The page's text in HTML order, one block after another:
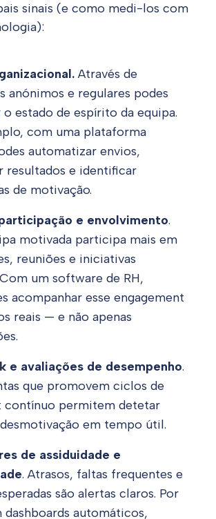
sinais (e como medi-los com
Através de
anónimos e regulares podes
estado de espírito da equipa.
com uma plataforma
automatizar envios,
resultados e identificar
de motivação.
e envolvimento.
motivada participa mais em
reuniões e iniciativas
um software de RH,
acompanhar esse engagement
reais — e não apenas
e avaliações de desempenho.
que promovem ciclos de
contínuo permitem detetar
em tempo útil.
de assiduidade e
. Atrasos, faltas frequentes e
são alertas claros. Por
dashboards automáticos,